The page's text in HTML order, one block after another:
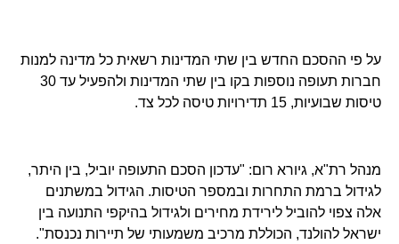
על פי ההסכם החדש בין שתי המדינות רשאית כל מדינה למנות
חברות תעופה נוספות בקו בין שתי המדינות ולהפעיל עד 30
טיסות שבועיות, 15 תדירויות טיסה לכל צד.
מנהל רת"א, גיורא רום: "עדכון הסכם התעופה יוביל, בין היתר,
לגידול ברמת התחרות ובמספר הטיסות. הגידול במשתנים
אלה צפוי להוביל לירידת מחירים ולגידול בהיקפי התנועה בין
ישראל להולנד, הכוללת מרכיב משמעותי של תיירות נכנסת".